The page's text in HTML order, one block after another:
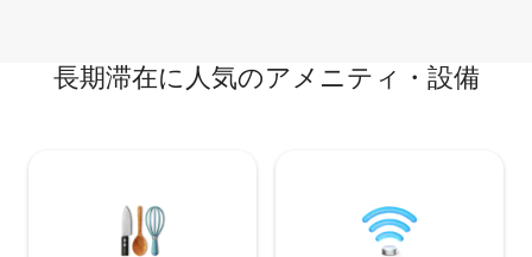
長期滞在に人気のアメニティ・設備